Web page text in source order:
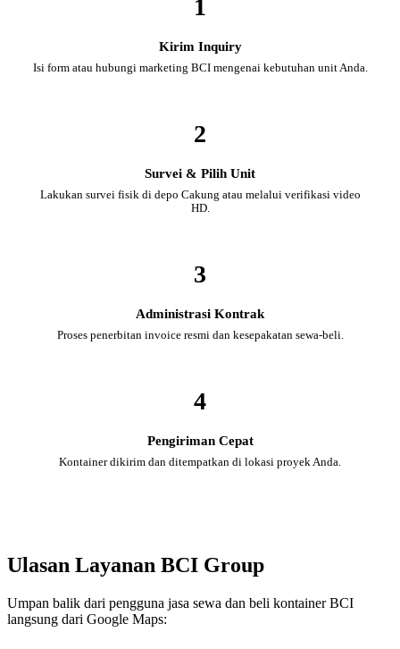
1
Kirim Inquiry
Isi form atau hubungi marketing BCI mengenai kebutuhan unit Anda.
2
Survei & Pilih Unit
Lakukan survei fisik di depo Cakung atau melalui verifikasi video
HD.
3
Administrasi Kontrak
Proses penerbitan invoice resmi dan kesepakatan sewa-beli.
4
Pengiriman Cepat
Kontainer dikirim dan ditempatkan di lokasi proyek Anda.
Ulasan Layanan BCI Group
Umpan balik dari pengguna jasa sewa dan beli kontainer BCI
langsung dari Google Maps: